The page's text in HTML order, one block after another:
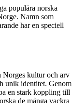
populära norska
Namn som
har en speciell
Norges kultur och arv
unik identitet. Genom
en stark koppling till
de många vackra